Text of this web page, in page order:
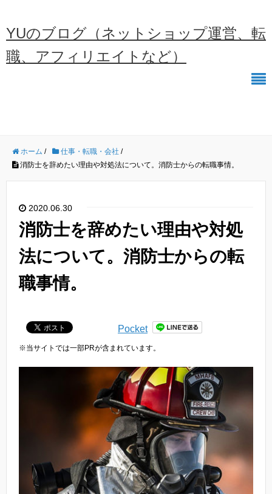
YUのブログ（ネットショップ運営、転
職、アフィリエイトなど）
ホーム / 仕事・転職・会社 /
消防士を辞めたい理由や対処法について。消防士からの転職事情。
2020.06.30
消防士を辞めたい理由や対処
法について。消防士からの転
職事情。
Pocket
※当サイトでは一部PRが含まれています。